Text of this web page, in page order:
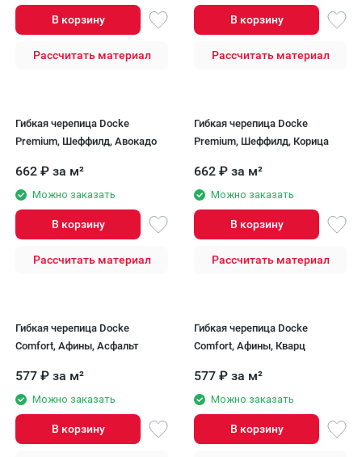
В корзину
Рассчитать материал
В корзину
Рассчитать материал
Гибкая черепица Docke
Premium, Шеффилд, Авокадо
662 ₽ за м²
Можно заказать
В корзину
Рассчитать материал
Гибкая черепица Docke
Premium, Шеффилд, Корица
662 ₽ за м²
Можно заказать
В корзину
Рассчитать материал
Гибкая черепица Docke
Comfort, Афины, Асфальт
577 ₽ за м²
Можно заказать
В корзину
Гибкая черепица Docke
Comfort, Афины, Кварц
577 ₽ за м²
Можно заказать
В корзину